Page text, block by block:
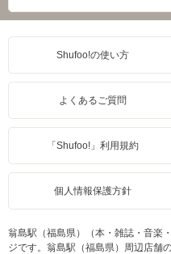
Shufoo!の使い方
よくあるご質問
「Shufoo!」利用規約
個人情報保護方針
翁島駅（福島県）（本・雑誌・音楽
ジです。翁島駅（福島県）周辺店舗